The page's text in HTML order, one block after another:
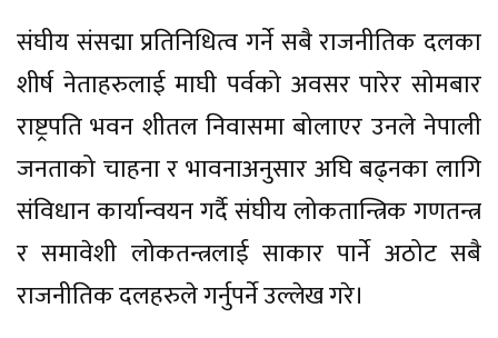
संघीय संसद्मा प्रतिनिधित्व गर्ने सबै राजनीतिक दलका
शीर्ष नेताहरुलाई माघी पर्वको अवसर पारेर सोमबार
राष्ट्रपति भवन शीतल निवासमा बोलाएर उनले नेपाली
जनताको चाहना र भावनाअनुसार अघि बढ्नका लागि
संविधान कार्यान्वयन गर्दै संघीय लोकतान्त्रिक गणतन्त्र
र समावेशी लोकतन्त्रलाई साकार पार्ने अठोट सबै
राजनीतिक दलहरुले गर्नुपर्ने उल्लेख गरे।